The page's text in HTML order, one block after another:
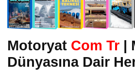
Motoryat Com Tr |
Dünyasına Dair